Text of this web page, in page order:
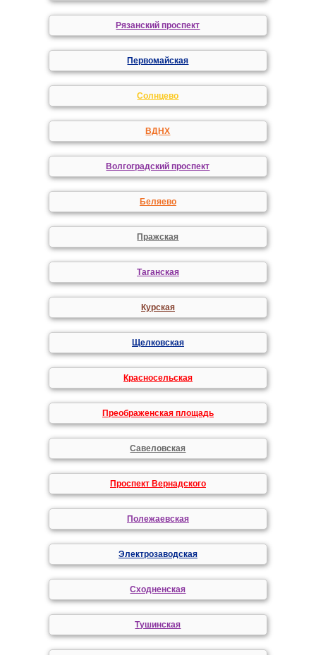
Рязанский проспект
Первомайская
Солнцево
ВДНХ
Волгоградский проспект
Беляево
Пражская
Таганская
Курская
Щелковская
Красносельская
Преображенская площадь
Савеловская
Проспект Вернадского
Полежаевская
Электрозаводская
Сходненская
Тушинская